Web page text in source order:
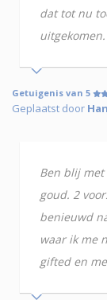
dat tot nu
uitgekomen.
Getuigenis van 5
Geplaatst door
Ben blij
goud. 2
benieuwd
waar ik me
gifted en